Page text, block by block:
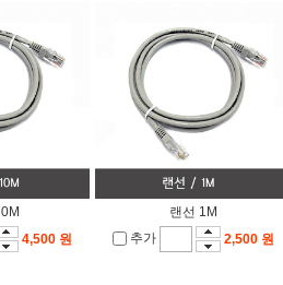
4,500 원
랜선 1M
추가
2,500 원